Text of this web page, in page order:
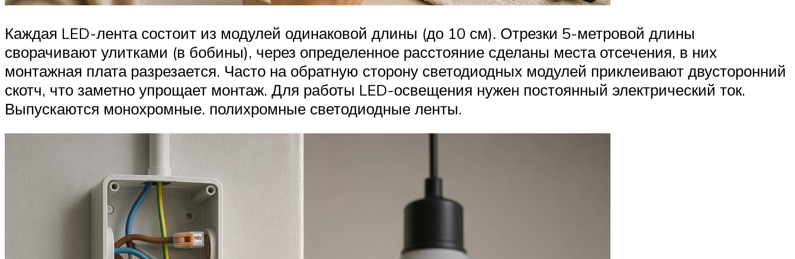
Каждая LED-лента состоит из модулей одинаковой длины (до 10 см). Отрезки 5-метровой длины
сворачивают улитками (в бобины), через определенное расстояние сделаны места отсечения, в них
монтажная плата разрезается. Часто на обратную сторону светодиодных модулей приклеивают двусторонний
скотч, что заметно упрощает монтаж. Для работы LED-освещения нужен постоянный электрический ток.
Выпускаются монохромные. полихромные светодиодные ленты.